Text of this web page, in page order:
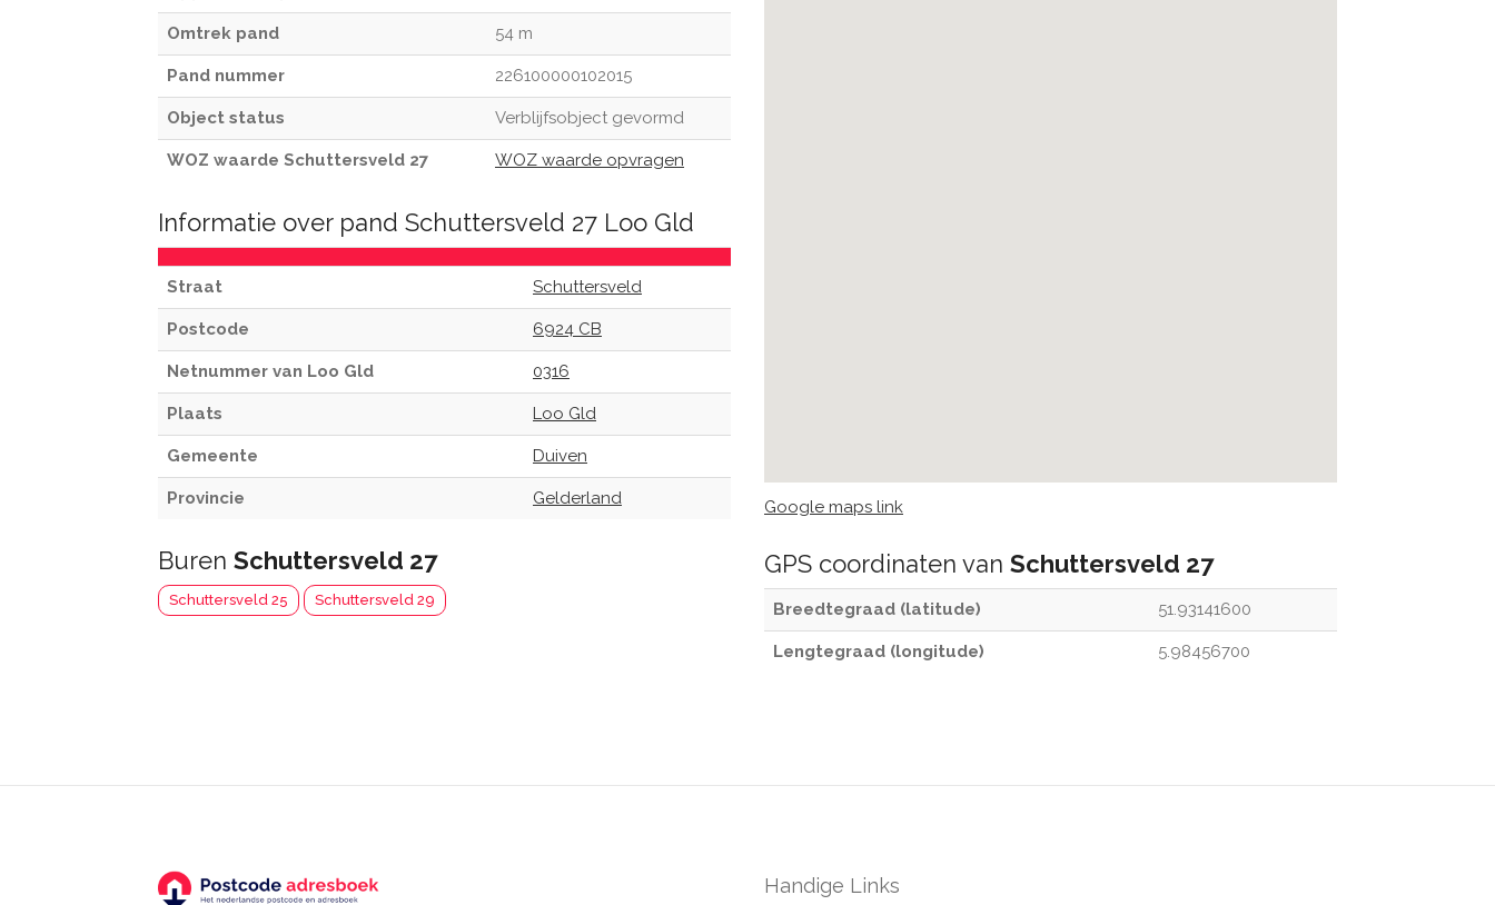
Omtrek pand 54 m
Pand nummer 226100000102015
Object status Verblijfsobject gevormd
WOZ waarde Schuttersveld 27 WOZ waarde opvragen
Informatie over pand Schuttersveld 27 Loo Gld
Straat Schuttersveld
Postcode 6924 CB
Netnummer van Loo Gld 0316
Plaats Loo Gld
Gemeente Duiven
Provincie Gelderland
Buren Schuttersveld 27
Schuttersveld 25 Schuttersveld 29
Google maps link
GPS coordinaten van Schuttersveld 27
Breedtegraad (latitude) 51.93141600
Lengtegraad (longitude) 5.98456700
Handige Links